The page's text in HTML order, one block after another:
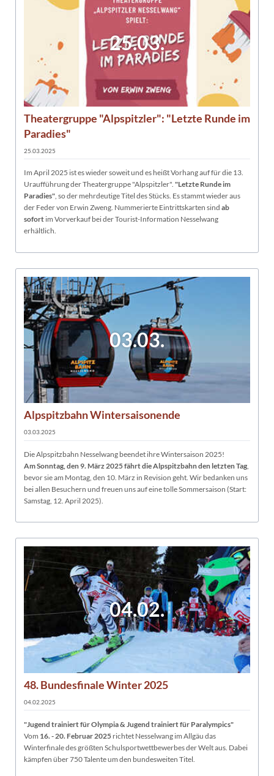
25.03.
Theatergruppe "Alpspitzler": "Letzte Runde im
Paradies"
25.03.2025
Im April 2025 ist es wieder soweit und es heißt Vorhang auf für die 13.
Uraufführung der Theatergruppe "Alpspitzler". "Letzte Runde im
Paradies", so der mehrdeutige Titel des Stücks. Es stammt wieder aus
der Feder von Erwin Zweng. Nummerierte Eintrittskarten sind ab
sofort im Vorverkauf bei der Tourist-Information Nesselwang
erhältlich.
03.03.
Alpspitzbahn Wintersaisonende
03.03.2025
Die Alpspitzbahn Nesselwang beendet ihre Wintersaison 2025!
Am Sonntag, den 9. März 2025 fährt die Alpspitzbahn den letzten Tag
bevor sie am Montag, den 10. März in Revision geht. Wir bedanken uns
bei allen Besuchern und freuen uns auf eine tolle Sommersaison (Start:
Samstag, 12. April 2025).
04.02.
48. Bundesfinale Winter 2025
04.02.2025
"Jugend trainiert für Olympia & Jugend trainiert für Paralympics"
Vom 16. - 20. Februar 2025 richtet Nesselwang im Allgäu das
Winterfinale des größten Schulsportwettbewerbes der Welt aus. Dabei
kämpfen über 750 Talente um den bundesweiten Titel.